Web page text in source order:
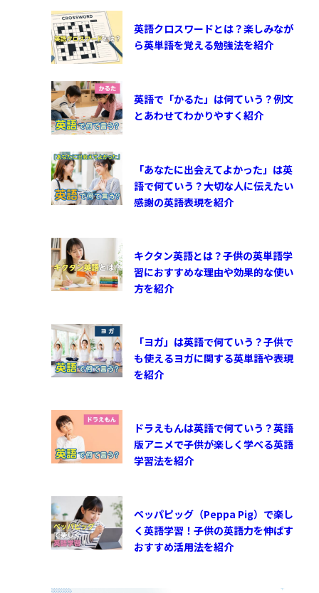
英語クロスワードとは？楽しみなが
ら英単語を覚える勉強法を紹介
英語で「かるた」は何ていう？例文
とあわせてわかりやすく紹介
「あなたに出会えてよかった」は英
語で何ていう？大切な人に伝えたい
感謝の英語表現を紹介
キクタン英語とは？子供の英単語学
習におすすめな理由や効果的な使い
方を紹介
「ヨガ」は英語で何ていう？子供で
も使えるヨガに関する英単語や表現
を紹介
ドラえもんは英語で何ていう？英語
版アニメで子供が楽しく学べる英語
学習法を紹介
ペッパピッグ（Peppa Pig）で楽し
く英語学習！子供の英語力を伸ばす
おすすめ活用法を紹介